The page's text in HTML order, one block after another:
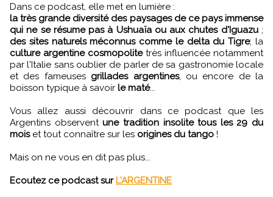
Dans ce podcast, elle met en lumière :
la très grande diversité des paysages de ce pays immense
qui ne se résume pas à Ushuaïa ou aux chutes d'Iguazu;
des sites naturels méconnus comme le delta du Tigre; la
culture argentine cosmopolite très influencée notamment
par l'Italie sans oublier de parler de sa gastronomie locale
et des fameuses grillades argentines, ou encore de la
boisson typique à savoir le maté...
Vous allez aussi découvrir dans ce podcast que les
Argentins observentune tradition insolite tous les 29 du
moiset tout connaître sur les origines du tango !
Mais on ne vous en dit pas plus...
Ecoutez ce podcast sur L'ARGENTINE